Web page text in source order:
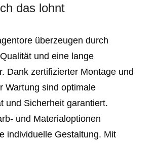
das lohnt
überzeugen durch
und eine lange
Dank zertifizierter Montage und
Wartung sind optimale
und Sicherheit garantiert.
und Materialoptionen
individuelle Gestaltung. Mit